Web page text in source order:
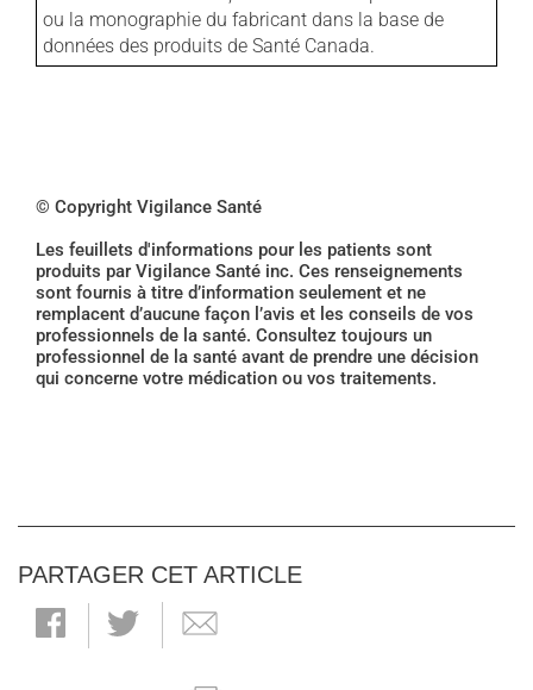
ou la monographie du fabricant dans la base de
données des produits de Santé Canada.
© Copyright Vigilance Santé
Les feuillets d'informations pour les patients sont
produits par Vigilance Santé inc. Ces renseignements
sont fournis à titre d’information seulement et ne
remplacent d’aucune façon l’avis et les conseils de vos
professionnels de la santé. Consultez toujours un
professionnel de la santé avant de prendre une décision
qui concerne votre médication ou vos traitements.
PARTAGER CET ARTICLE